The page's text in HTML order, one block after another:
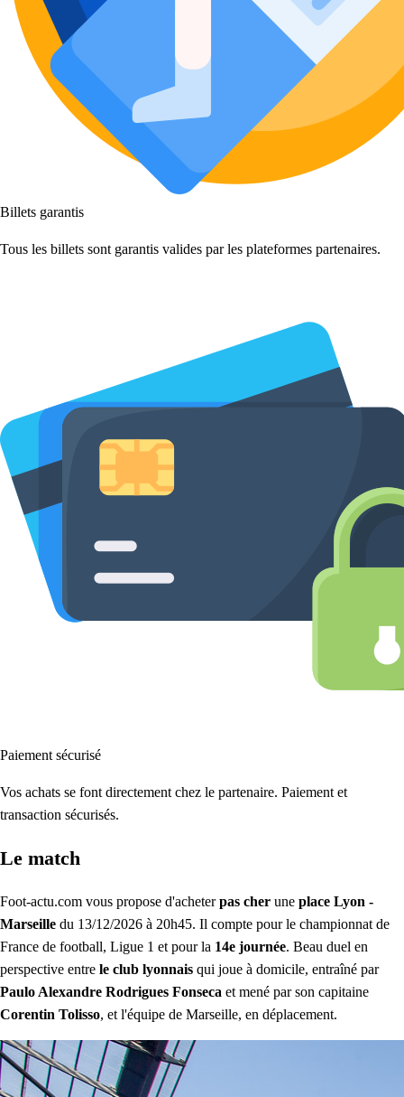
Billets garantis
Tous les billets sont garantis valides par les plateformes partenaires.
Paiement sécurisé
Vos achats se font directement chez le partenaire. Paiement et
transaction sécurisés.
Le match
Foot-actu.com vous propose d'acheterpas cher une place Lyon -
Marseille du 13/12/2026 à 20h45. Il compte pour le championnat de
France de football, Ligue 1 et pour la 14e journée. Beau duel en
perspective entre le club lyonnais qui joue à domicile, entraîné par
Paulo Alexandre Rodrigues Fonseca et mené par son capitaine
Corentin Tolisso, et l'équipe de Marseille, en déplacement.